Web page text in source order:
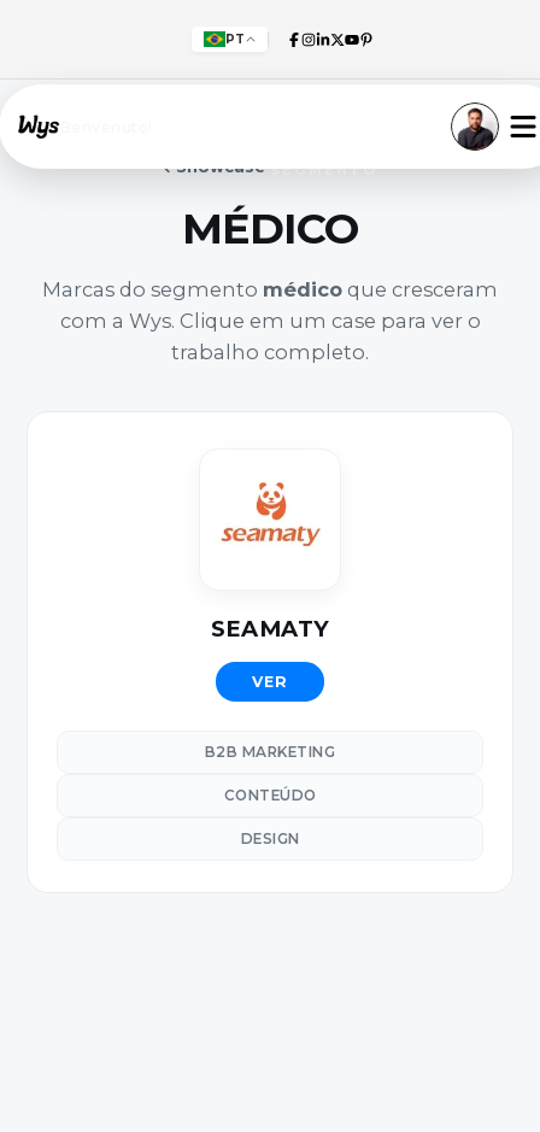
PT
Showcase SEGMENTO
MÉDICO
Marcas do segmento médico que cresceram
com a Wys. Clique em um case para ver o
trabalho completo.
SEAMATY
VER
B2B MARKETING
CONTEÚDO
DESIGN